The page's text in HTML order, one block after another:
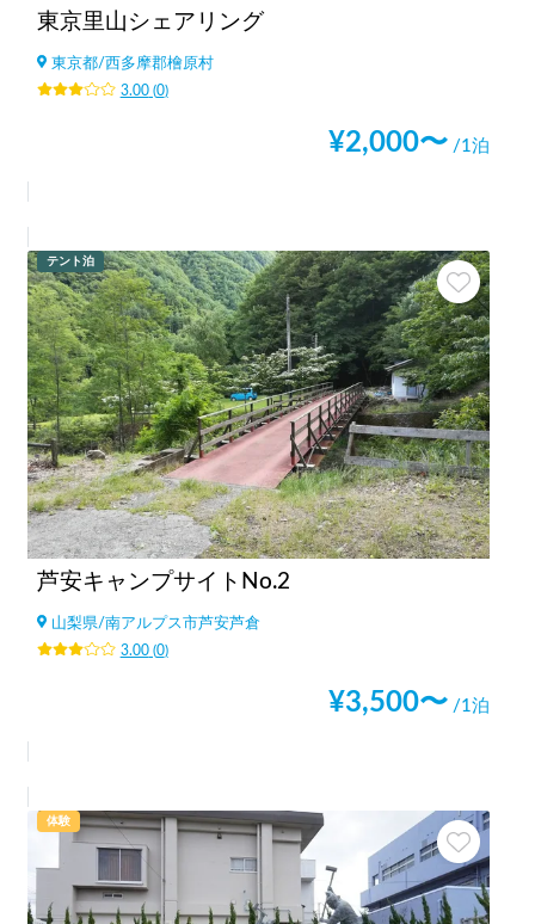
東京里山シェアリング
東京都/西多摩郡檜原村
3.00(0)
¥2,000〜 /1泊
テント泊
芦安キャンプサイトNo.2
山梨県/南アルプス市芦安芦倉
3.00(0)
¥3,500〜 /1泊
体験